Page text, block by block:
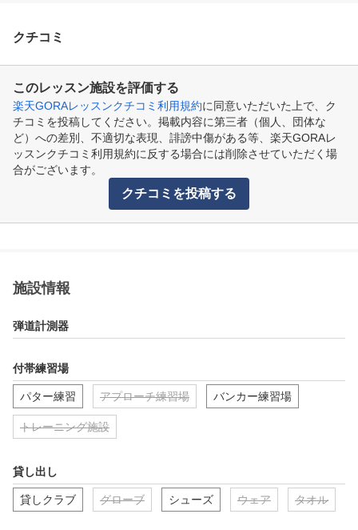
クチコミ
このレッスン施設を評価する
楽天GORAレッスンクチコミ利用規約に同意いただいた上で、ク
チコミを投稿してください。掲載内容に第三者（個人、団体な
ど）への差別、不適切な表現、誹謗中傷がある等、楽天GORAレ
ッスンクチコミ利用規約に反する場合には削除させていただく場
合がございます。
クチコミを投稿する
施設情報
弾道計測器
付帯練習場
パター練習 アプローチ練習場 バンカー練習場
トレーニング施設
貸し出し
貸しクラブ グローブ シューズ ウェア タオル